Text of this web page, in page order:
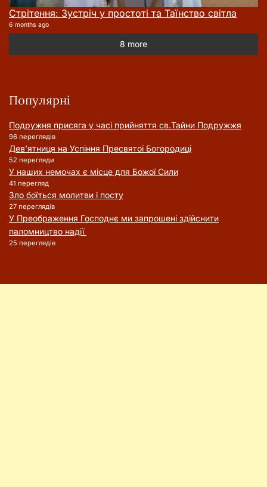
Стрітення: Зустріч у простоті та Таїнство світла
6 months ago
8 more
Популярні
Подружня присягa у часі прийняття cв.Тайни Подружжя
96 переглядів
Дев’ятниця на Успіння Пресвятої Богородиці
52 перегляди
У наших немочах є місце для Божої Сили
41 перегляд
Зло боїться молитви і посту
27 переглядів
У Преображення Господнє ми запрошені здійснити
паломництво надії
25 переглядів